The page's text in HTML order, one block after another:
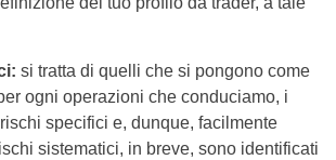
si tratta di quelli che si pongono come
ogni operazioni che conduciamo, i
specifici e, dunque, facilmente
sistematici, in breve, sono identificati